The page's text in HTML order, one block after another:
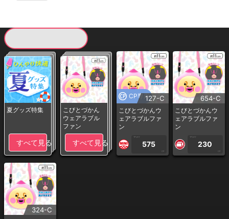
夏グッズ特集
すべて見る
こびとづかん
ウェアラブル
ファン
すべて見る
CP専用127-C
こびとづかんウ
ェアラブルファ
ン
1PLAY
575
CP
654-C
こびとづかんウ
ェアラブルファ
ン
1PLAY
230
CP
324-C